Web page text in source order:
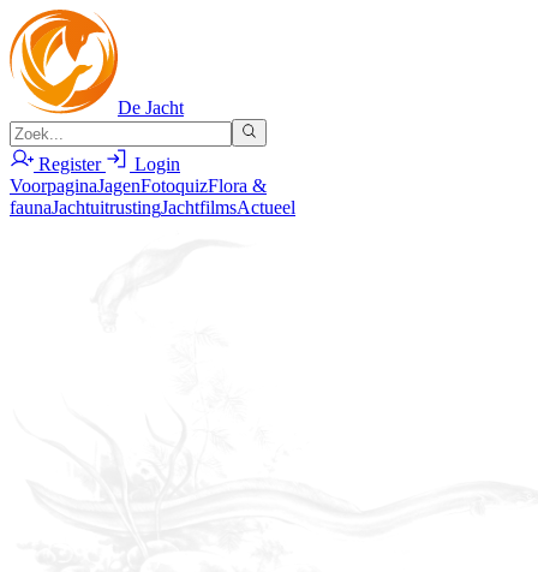
De Jacht
Register
Login
VoorpaginaJagenFotoquizFlora &
faunaJachtuitrustingJachtfilmsActueel